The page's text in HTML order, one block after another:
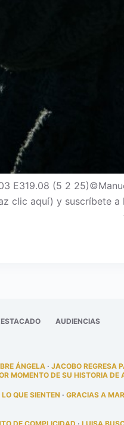
E319.08 (5 2
clic aquí) y suscríbete
AUDIENCIAS
ÁNGELA ·JACOBO REGRESA
MOMENTO DE SU HISTORIA DE
QUE SIENTEN ·GRACIAS A